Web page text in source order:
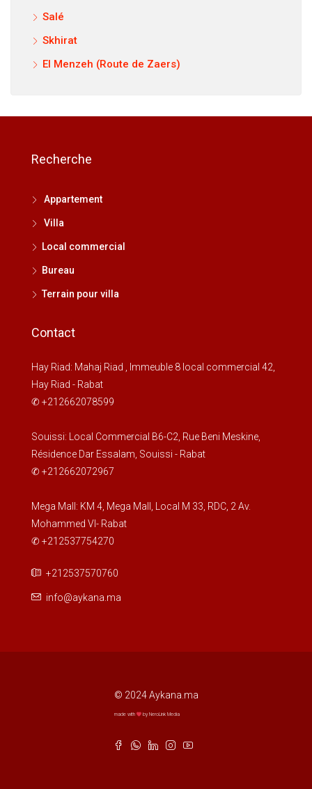
Salé
Skhirat
El Menzeh (Route de Zaers)
Recherche
Appartement
Villa
Local commercial
Bureau
Terrain pour villa
Contact
Hay Riad: Mahaj Riad , Immeuble 8 local commercial 42,
Hay Riad - Rabat
✆ +212662078599
Souissi: Local Commercial B6-C2, Rue Beni Meskine,
Résidence Dar Essalam, Souissi - Rabat
✆ +212662072967
Mega Mall: KM 4, Mega Mall, Local M 33, RDC, 2 Av.
Mohammed VI- Rabat
✆ +212537754270
+212537570760
info@aykana.ma
© 2024 Aykana.ma
made with by NeroLink Media